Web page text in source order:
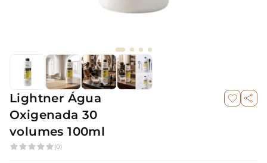
Lightner Água
Oxigenada 30
volumes 100ml
(0)